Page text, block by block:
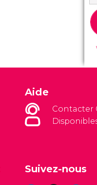
Aide
Contacter
Suivez-nous